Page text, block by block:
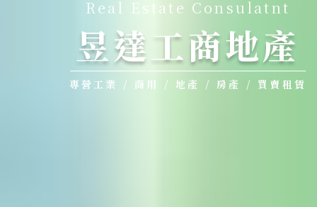
Real Estate Consulatnt
昱達工商地產
專營工業 / 商用 / 地產 / 房產 / 買賣租賃